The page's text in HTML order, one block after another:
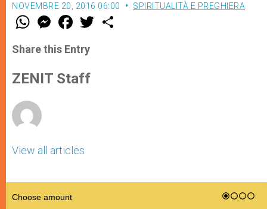
NOVEMBRE 20, 2016 06:00 SPIRITUALITÀ E PREGHIERA
W
t
s
p
p
M
e
s
e
g
e
F
a
e
b
o
k
w
Share this Entry
ZENIT Staff
View all articles